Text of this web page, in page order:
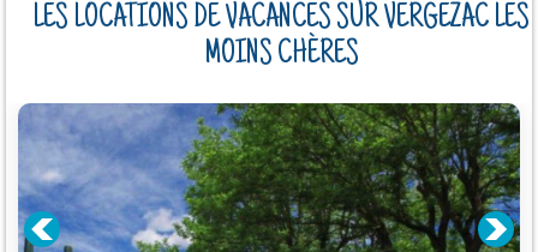
LES LOCATIONS DE VACANCES SUR VERGEZAC LES
MOINS CHÈRES